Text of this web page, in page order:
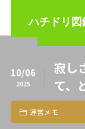
ハチドリ図
10/06
2025
寂し
て、
運営メモ